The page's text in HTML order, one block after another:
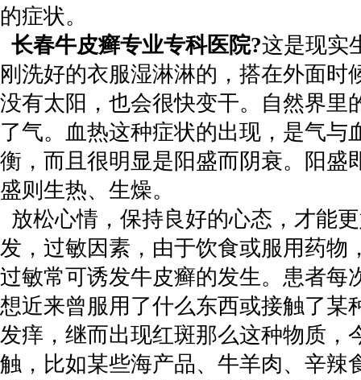
的症状。
长春牛皮癣专业专科医院?这是现实
刚洗好的衣服湿淋淋的，搭在外面时
没有太阳，也会很快变干。自然界里
了气。血热这种症状的出现，是气与
衡，而且很明显是阳盛而阴衰。阳盛
盛则生热、生燥。
放松心情，保持良好的心态，才能
发，过敏因素，由于饮食或服用药物
过敏常可诱发牛皮癣的发生。患者每
想近来曾服用了什么东西或接触了某
发痒，继而出现红斑那么这种物质，
触，比如某些海产品、牛羊肉、辛辣